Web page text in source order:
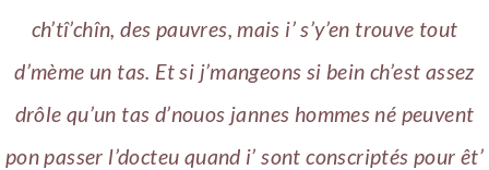
ch’tî’chîn, des pauvres, mais i’ s’y’en trouve tout
d’mème un tas. Et si j’mangeons si bein ch’est assez
drôle qu’un tas d’nouos jannes hommes né peuvent
pon passer l’docteu quand i’ sont conscriptés pour êt’